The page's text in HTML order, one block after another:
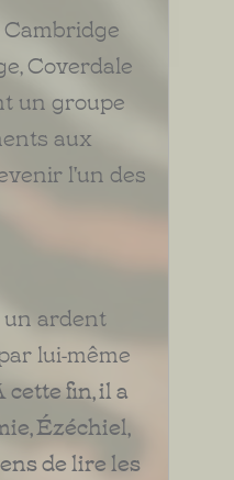
Coverdale
un groupe
aux
l'un des
un ardent
lui-même
cette fin, il a
Ézéchiel,
de lire les